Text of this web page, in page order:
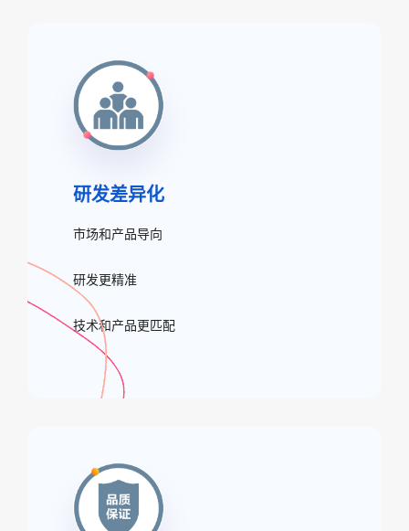
研发差异化
市场和产品导向
研发更精准
技术和产品更匹配